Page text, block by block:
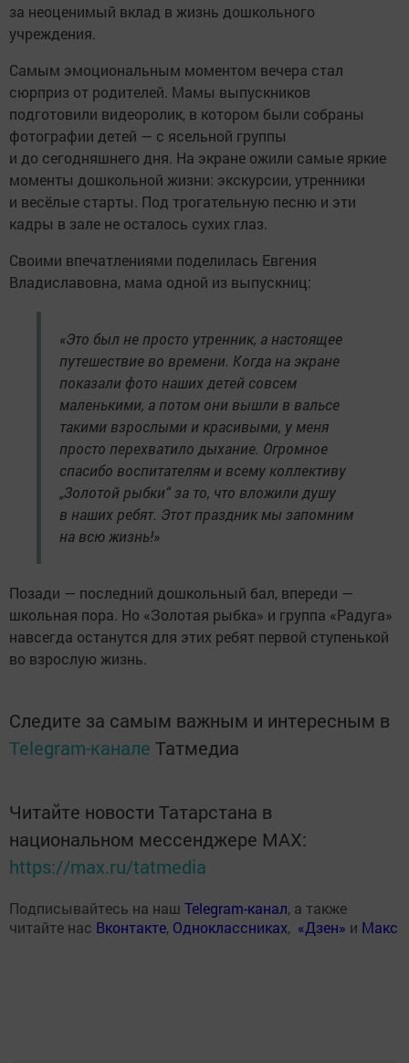
за неоценимый вклад в жизнь дошкольного
учреждения.
Самым эмоциональным моментом вечера стал
сюрприз от родителей. Мамы выпускников
подготовили видеоролик, в котором были собраны
фотографии детей — с ясельной группы
и до сегодняшнего дня. На экране ожили самые яркие
моменты дошкольной жизни: экскурсии, утренники
и весёлые старты. Под трогательную песню и эти
кадры в зале не осталось сухих глаз.
Своими впечатлениями поделилась Евгения
Владиславовна, мама одной из выпускниц:
«Это был не просто утренник, а настоящее
путешествие во времени. Когда на экране
показали фото наших детей совсем
маленькими, а потом они вышли в вальсе
такими взрослыми и красивыми, у меня
просто перехватило дыхание. Огромное
спасибо воспитателям и всему коллективу
„Золотой рыбки“ за то, что вложили душу
в наших ребят. Этот праздник мы запомним
на всю жизнь!»
Позади — последний дошкольный бал, впереди —
школьная пора. Но «Золотая рыбка» и группа «Радуга»
навсегда останутся для этих ребят первой ступенькой
во взрослую жизнь.
Следите за самым важным и интересным в
Telegram-канале Татмедиа
Читайте новости Татарстана в
национальном мессенджере MАХ:
https://max.ru/tatmedia
Подписывайтесь на наш Telegram-канал, а также
читайте нас Вконтакте, Одноклассниках, «Дзен» и Макс